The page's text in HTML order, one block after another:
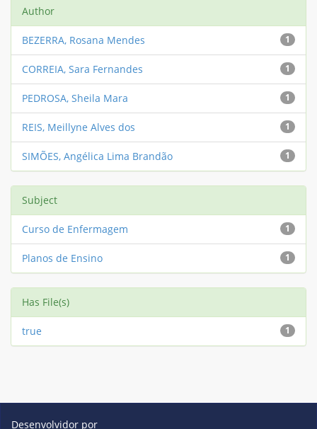
Author
1
BEZERRA, Rosana Mendes
1
CORREIA, Sara Fernandes
1
PEDROSA, Sheila Mara
1
REIS, Meillyne Alves dos
1
SIMÕES, Angélica Lima Brandão
Subject
1
Curso de Enfermagem
1
Planos de Ensino
Has File(s)
1
true
Desenvolvidor por